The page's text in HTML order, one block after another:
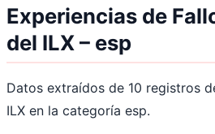
Experiencias de
del ILX – esp
Datos extraídos de 10 registros
ILX en la categoría esp.